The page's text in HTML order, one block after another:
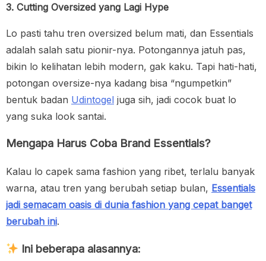
3. Cutting Oversized yang Lagi Hype
Lo pasti tahu tren oversized belum mati, dan Essentials
adalah salah satu pionir-nya. Potongannya jatuh pas,
bikin lo kelihatan lebih modern, gak kaku. Tapi hati-hati,
potongan oversize-nya kadang bisa “ngumpetkin”
bentuk badan Udintogel juga sih, jadi cocok buat lo
yang suka look santai.
Mengapa Harus Coba Brand Essentials?
Kalau lo capek sama fashion yang ribet, terlalu banyak
warna, atau tren yang berubah setiap bulan, Essentials
jadi semacam oasis di dunia fashion yang cepat banget
berubah ini.
Ini beberapa alasannya: